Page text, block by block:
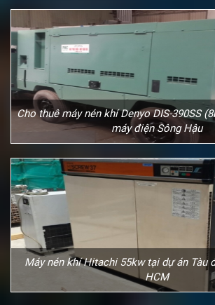
Cho thuê máy nén khí Denyo DIS-390SS
máy điện Sông Hậu
Máy nén khí Hitachi 55kw tại dự án Tàu
HCM